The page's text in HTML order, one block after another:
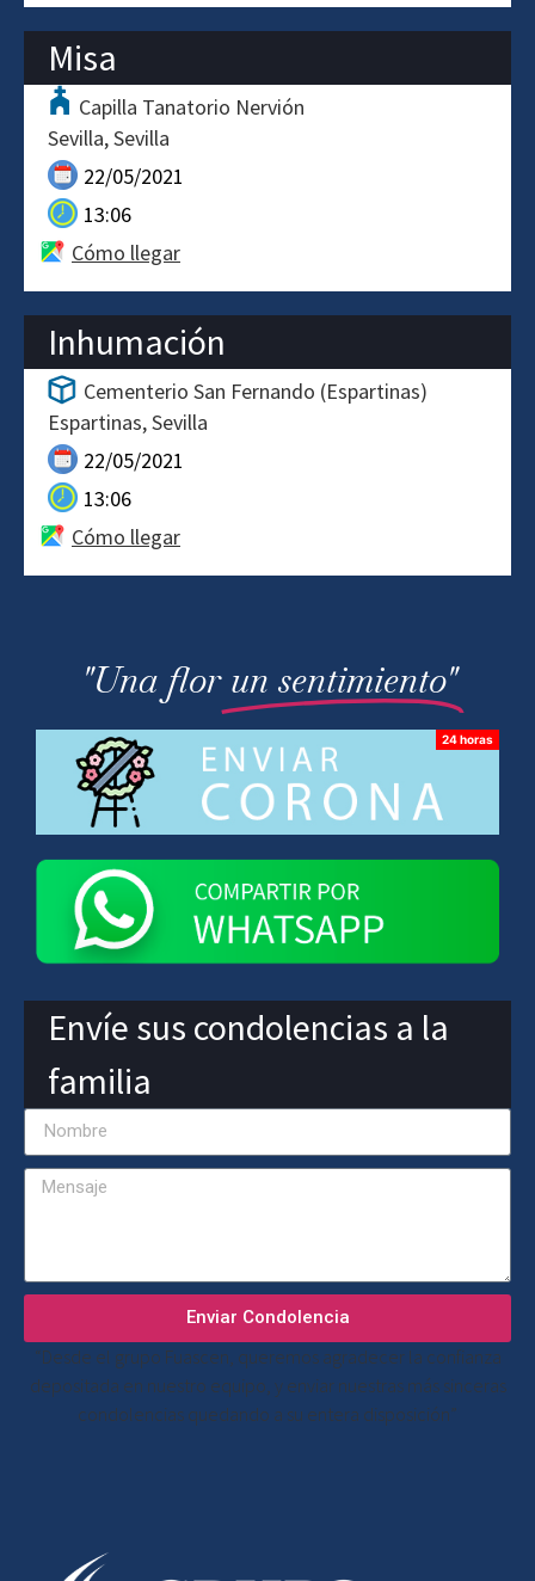
Misa
Capilla Tanatorio Nervión
Sevilla Sevilla
22/05/2021
13:06
Cómo llegar
Inhumación
Cementerio San Fernando (Espartinas)
Espartinas Sevilla
22/05/2021
13:06
Cómo llegar
"Una flor un sentimiento"
Envíe sus condolencias a la
familia
Enviar Condolencia
“Desde el grupo Fuascen, queremos agradecer la confianza
depositada en nuestro equipo, y enviar nuestras más sinceras
condolencias quedando a su entera disposición”